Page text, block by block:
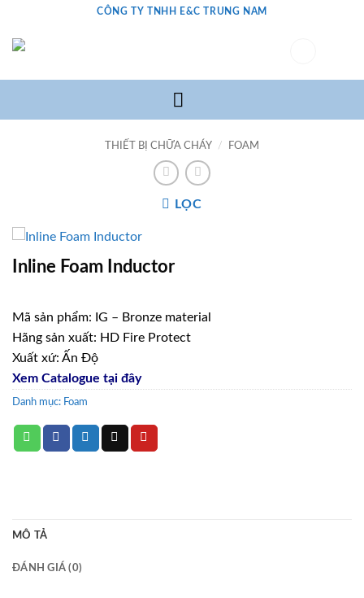
nội
CÔNG TY TNHH E&C TRUNG NAM
THIẾT BỊ CHỮA CHÁY / FOAM
LỌC
Inline Foam Inductor
Mã sản phẩm: IG – Bronze material
Hãng sản xuất: HD Fire Protect
Xuất xứ: Ấn Độ
Xem Catalogue tại đây
Danh mục: Foam
MÔ TẢ
ĐÁNH GIÁ (0)